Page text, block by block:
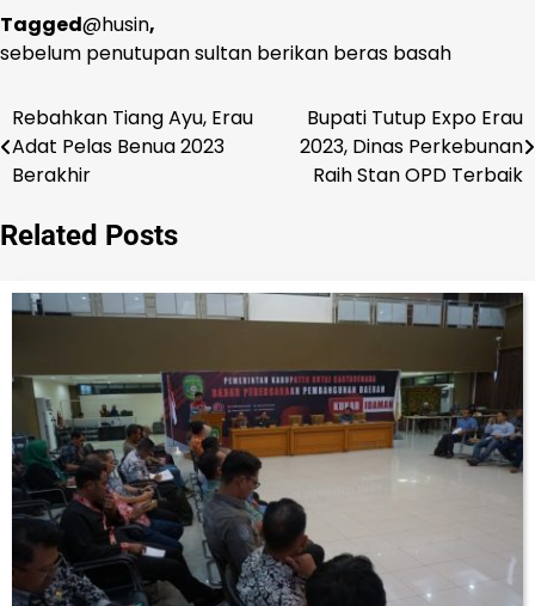
Tagged@husin,
sebelum penutupan sultan berikan beras basah
Navigasi
pos
Rebahkan Tiang Ayu, Erau
Adat Pelas Benua 2023
Berakhir
Bupati Tutup Expo Erau
2023, Dinas Perkebunan
Raih Stan OPD Terbaik
Related Posts